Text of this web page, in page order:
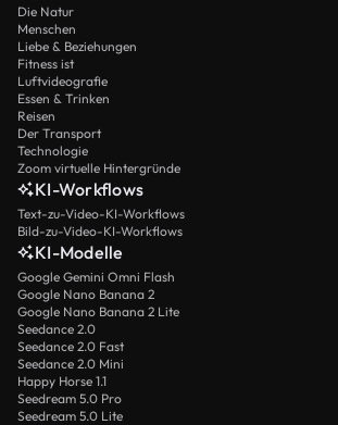
Die Natur
Menschen
Liebe & Beziehungen
Fitness ist
Luftvideografie
Essen & Trinken
Reisen
Der Transport
Technologie
Zoom virtuelle Hintergründe
KI-Workflows
Text-zu-Video-KI-Workflows
Bild-zu-Video-KI-Workflows
KI-Modelle
Google Gemini Omni Flash
Google Nano Banana 2
Google Nano Banana 2 Lite
Seedance 2.0
Seedance 2.0 Fast
Seedance 2.0 Mini
Happy Horse 1.1
Seedream 5.0 Pro
Seedream 5.0 Lite